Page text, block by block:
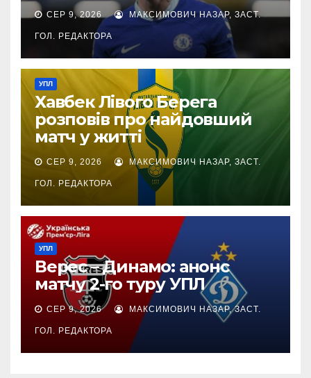
СЕР 9, 2026 МАКСИМОВИЧ НАЗАР, ЗАСТ.
ГОЛ. РЕДАКТОРА
УПЛ
Хавбек Лівого Берега
розповів про найдовший
матч у житті
СЕР 9, 2026 МАКСИМОВИЧ НАЗАР, ЗАСТ.
ГОЛ. РЕДАКТОРА
УПЛ
Верес – Динамо: анонс
матчу 2-го туру УПЛ
СЕР 9, 2026 МАКСИМОВИЧ НАЗАР, ЗАСТ.
ГОЛ. РЕДАКТОРА